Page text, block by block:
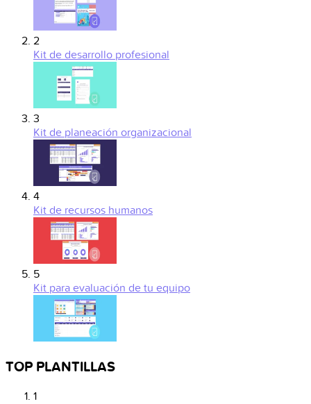
2
Kit de desarrollo profesional
3
Kit de planeación organizacional
4
Kit de recursos humanos
5
Kit para evaluación de tu equipo
TOP PLANTILLAS
1